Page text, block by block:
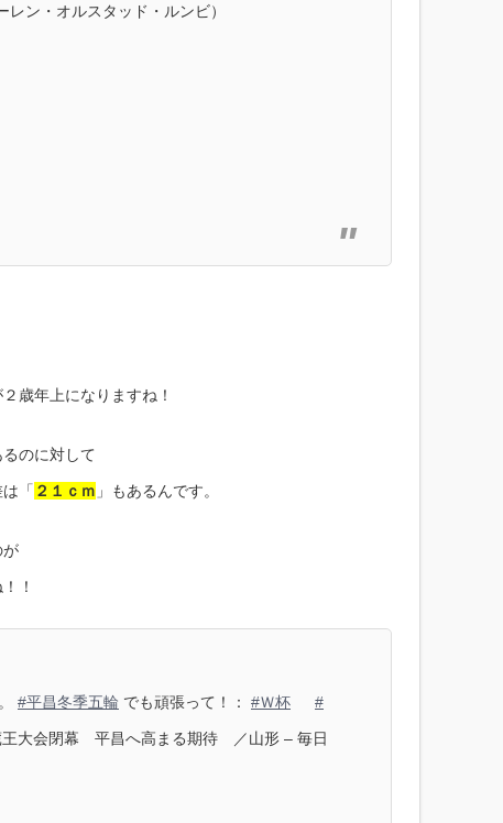
ン・オルスタッド・ルンビ）
歳年上になりますね！
るのに対して
「 ２１ｃｍ 」もあるんです。
が
！
#平昌冬季五輪 でも頑張って！： #Ｗ杯 #
大会閉幕 平昌へ高まる期待 ／山形 – 毎日